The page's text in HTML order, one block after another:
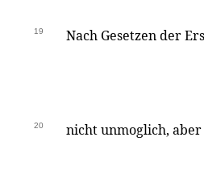
19 Nach Gesetzen der
20 nicht unmoglich,